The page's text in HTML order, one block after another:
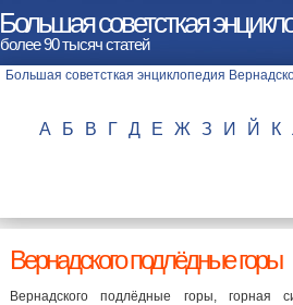
Большая советсткая
более 90 тысяч статей
А Б В Г Д Е Ж З И Й К
Вернадского подлёдные горы
Вернадского подлёдные горы, горная